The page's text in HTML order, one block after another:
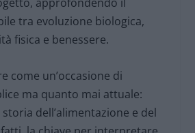
tra evoluzione biologica,
fisica e benessere.
come un’occasione di
ma quanto mai attuale:
dell’alimentazione e del